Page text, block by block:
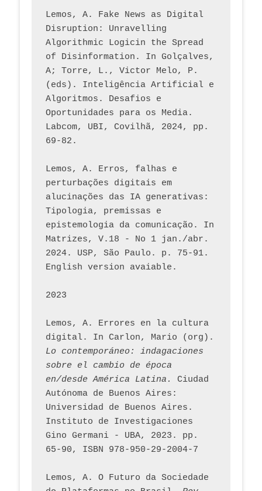
Lemos, A. Fake News as Digital
Disruption: Unravelling
Algorithmic Logicin the Spread
of Disinformation. In Golçalves,
A; Torre, L., Victor Melo, P.
(eds). Inteligência Artificial e
Algoritmos. Desafios e
Oportunidades para os Media.
Labcom, UBI, Covilhã, 2024, pp.
69-82.
Lemos, A. Erros, falhas e
perturbações digitais em
alucinações das IA generativas:
Tipologia, premissas e
epistemologia da comunicação. In
Matrizes, V.18 - No 1 jan./abr.
2024. USP, São Paulo. p. 75-91.
English version avaiable.
2023
Lemos, A. Errores en la cultura
Lo contemporáneo: indagaciones
sobre el cambio de época
en/desde América Latina.
Ciudad
Autónoma de Buenos Aires:
Universidad de Buenos Aires.
Instituto de Investigaciones
Gino Germani - UBA, 2023. pp.
65-90, ISBN 978-950-29-2004-7
Lemos, A. O Futuro da Sociedade